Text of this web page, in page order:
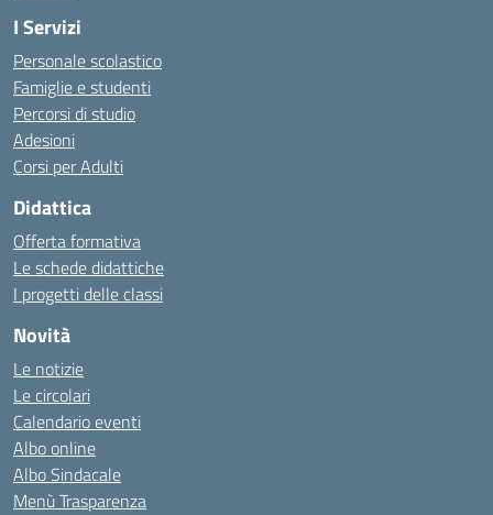
I Servizi
Personale scolastico
Famiglie e studenti
Percorsi di studio
Adesioni
Corsi per Adulti
Didattica
Offerta formativa
Le schede didattiche
I progetti delle classi
Novità
Le notizie
Le circolari
Calendario eventi
Albo online
Albo Sindacale
Menù Trasparenza